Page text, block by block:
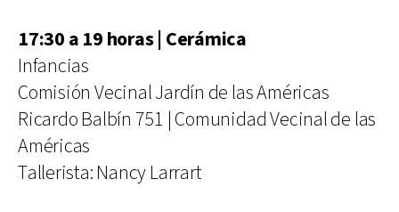
17:30 a 19 horas | Cerámica
Infancias
Comisión Vecinal Jardín de las Américas
Ricardo Balbín 751 | Comunidad Vecinal de las
Américas
Tallerista: Nancy Larrart